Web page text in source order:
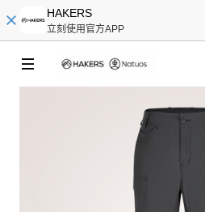
HAKERS
立刻使用官方APP